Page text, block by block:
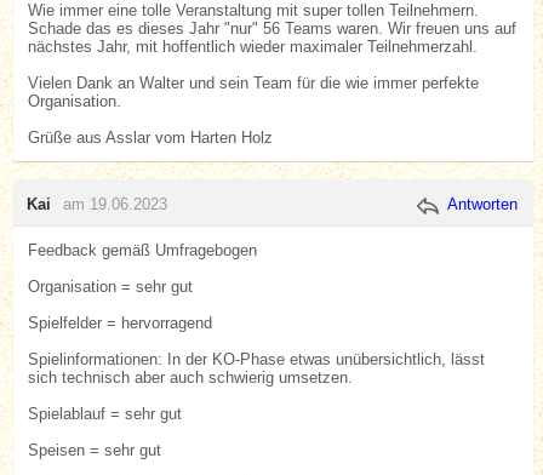
Wie immer eine tolle Veranstaltung mit super tollen Teilnehmern.
Schade das es dieses Jahr "nur" 56 Teams waren. Wir freuen uns auf
nächstes Jahr, mit hoffentlich wieder maximaler Teilnehmerzahl.
Vielen Dank an Walter und sein Team für die wie immer perfekte
Organisation.
Grüße aus Asslar vom Harten Holz
Kai am 19.06.2023 Antworten
Feedback gemäß Umfragebogen
Organisation = sehr gut
Spielfelder = hervorragend
Spielinformationen: In der KO-Phase etwas unübersichtlich, lässt
sich technisch aber auch schwierig umsetzen.
Spielablauf = sehr gut
Speisen = sehr gut